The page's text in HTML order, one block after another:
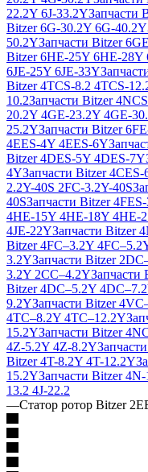
22.2Y 6J-33.2YЗапчасти
Bitzer 6G-30.2Y 6G-40.2Y
50.2YЗапчасти Bitzer
Bitzer 6HE-25Y 6HE-28Y
6JE-25Y 6JE-33Y
Bitzer 4TCS-8.2 4TCS-
10.2Запчасти Bitzer
20.2Y 4GE-23.2Y 4GE-
25.2YЗапчасти Bitzer
4EES-4Y 4EES-6Y
Bitzer 4DES-5Y 4DES-7Y
4YЗапчасти Bitzer
2.2Y-40S 2FC-3.2Y-40S
40SЗапчасти Bitzer
4HE-15Y 4HE-18Y 4HE-
4JE-22YЗапчасти Bitzer
Bitzer 4FC–3.2Y
3.2YЗапчасти Bitzer
3.2Y 2CC–4.2YЗапчасти
Bitzer 4DC–5.2Y
9.2YЗапчасти Bitzer
4TC–8.2Y 4TC–12.2Y
15.2YЗапчасти Bitzer
4Z-5.2Y 4Z-8.2Y
Bitzer 4T-8.2Y 4T-12.2Y
15.2YЗапчасти Bitzer
13.2 4J‐22.2
—Статор ротор Bitzer